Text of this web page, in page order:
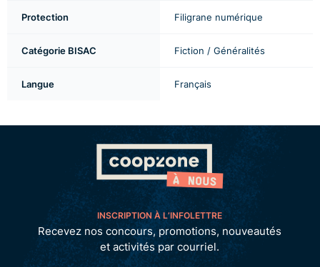
Protection Filigrane numérique
Catégorie BISAC Fiction / Généralités
Langue Français
INSCRIPTION À L’INFOLETTRE
Recevez nos concours, promotions, nouveautés
et activités par courriel.